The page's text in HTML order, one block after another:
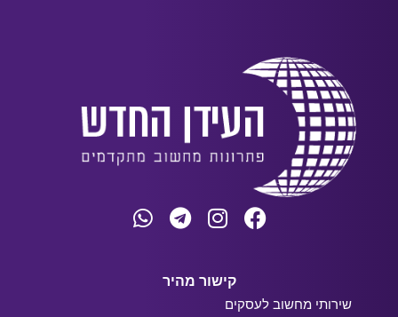
קישור מהיר
שירותי מחשוב לעסקים